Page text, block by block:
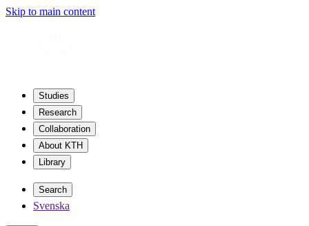
Skip to main content
Studies
Research
Collaboration
About KTH
Library
Search
Svenska